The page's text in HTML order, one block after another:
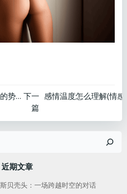
爱情是两个灵魂的势均力敌文
章
航
下一
篇
近期文章
贝壳头：一场跨越时空的对话